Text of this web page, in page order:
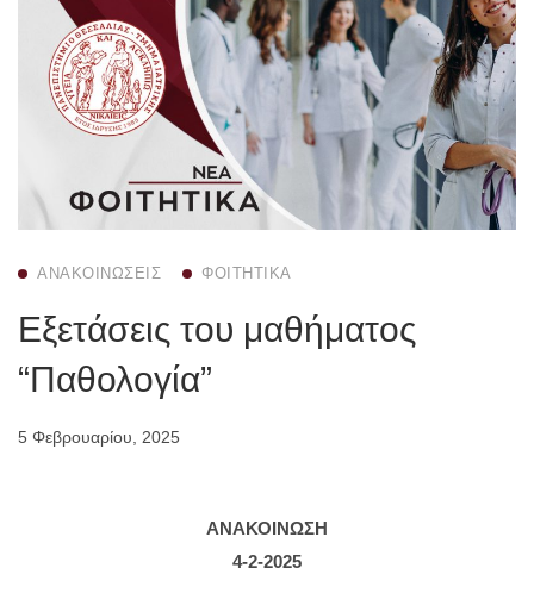
ΑΝΑΚΟΙΝΏΣΕΙΣ ΦΟΙΤΗΤΙΚΆ
Εξετάσεις του μαθήματος
“Παθολογία”
5 Φεβρουαρίου, 2025
ΑΝΑΚΟΙΝΩΣΗ
4-2-2025